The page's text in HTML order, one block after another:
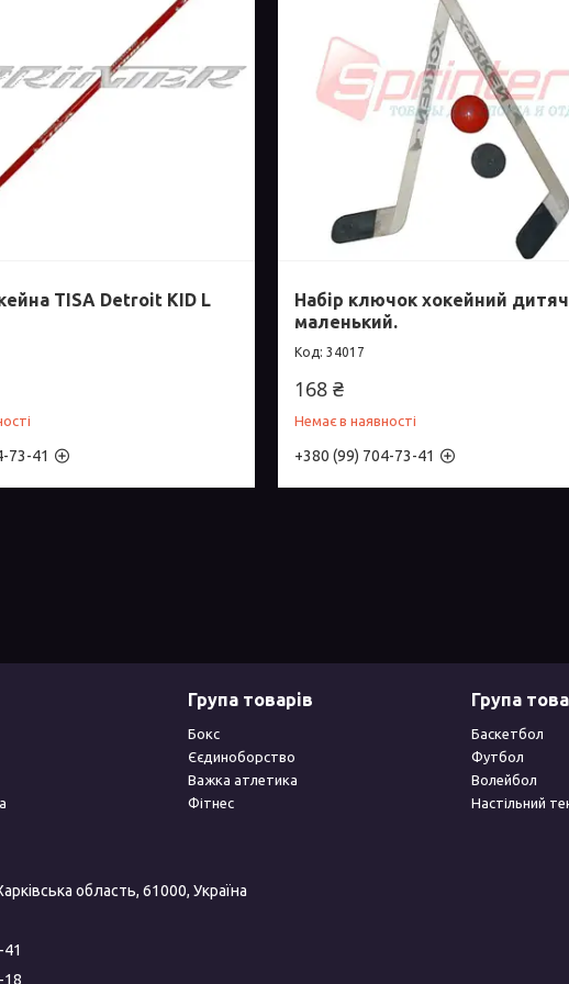
TISA Detroit KID L
73-41
Набір ключок хокейний
маленький.
34017
168 ₴
Немає в наявності
+380 (99) 704-73-41
Група товарів
Бокс
Єєдиноборство
Важка атлетика
Фітнес
Група
Баскетбол
Футбол
Волейбол
Настільний
область, 61000, Україна
18